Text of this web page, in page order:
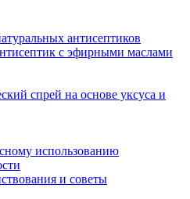
антисептиков
с эфирными маслами
спрей на основе уксуса и
использованию
и советы